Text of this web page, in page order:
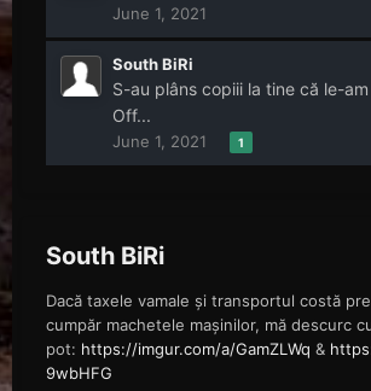
June 1, 2021
South BiRi
S-au plâns copiii la tine că le-
Off...
June 1, 2021 1
South BiRi
Dacă taxele vamale și transportul costă
cumpăr machetele mașinilor, mă descurc
pot: https://imgur.com/a/GamZLWq &
9wbHFG